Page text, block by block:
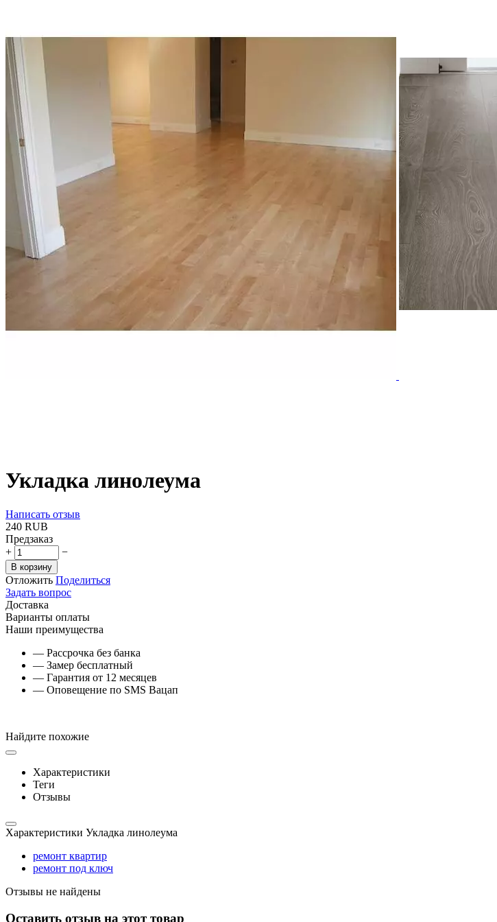
Укладка линолеума
Написать отзыв
‍240‍ RUB
Предзаказ
+
−
В корзину
Отложить Поделиться
Задать вопрос
Доставка
Варианты оплаты
Наши преимущества
— Рассрочка без банка
— Замер бесплатный
— Гарантия от 12 месяцев
— Оповещение по SMS Вацап
Найдите похожие
Характеристики
Теги
Отзывы
Характеристики Укладка линолеума
ремонт квартир
ремонт под ключ
Отзывы не найдены
Оставить отзыв на этот товар